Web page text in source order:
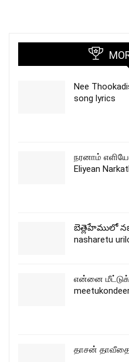
Nee
song lyrics
நரனாம்
Eliyean
బెత్లెహేములో
nasharetu
என்னை
தாசன் தாவீதை